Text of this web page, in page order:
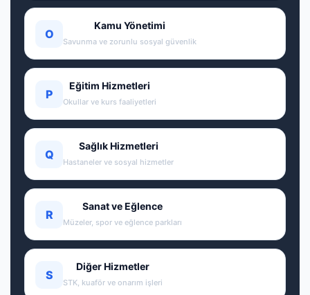
O
Kamu Yönetimi
Savunma ve zorunlu sosyal güvenlik
P
Eğitim Hizmetleri
Okullar ve kurs faaliyetleri
Q
Sağlık Hizmetleri
Hastaneler ve sosyal hizmetler
R
Sanat ve Eğlence
Müzeler, spor ve eğlence parkları
S
Diğer Hizmetler
STK, kuaför ve onarım işleri